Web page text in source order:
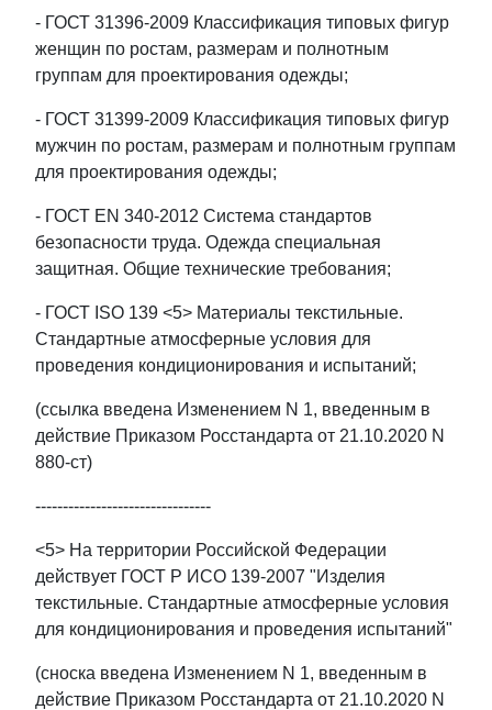
- ГОСТ 31396-2009 Классификация типовых фигур
женщин по ростам, размерам и полнотным
группам для проектирования одежды;
- ГОСТ 31399-2009 Классификация типовых фигур
мужчин по ростам, размерам и полнотным группам
для проектирования одежды;
- ГОСТ EN 340-2012 Система стандартов
безопасности труда. Одежда специальная
защитная. Общие технические требования;
- ГОСТ ISO 139 <5> Материалы текстильные.
Стандартные атмосферные условия для
проведения кондиционирования и испытаний;
(ссылка введена Изменением N 1, введенным в
действие Приказом Росстандарта от 21.10.2020 N
880-ст)
--------------------------------
<5> На территории Российской Федерации
действует ГОСТ Р ИСО 139-2007 "Изделия
текстильные. Стандартные атмосферные условия
для кондиционирования и проведения испытаний"
(сноска введена Изменением N 1, введенным в
действие Приказом Росстандарта от 21.10.2020 N